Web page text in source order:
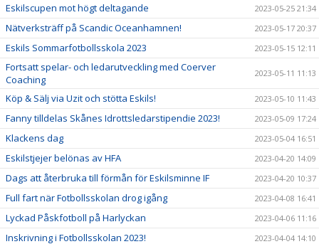
Eskilscupen mot högt deltagande 2023-05-25 21:34
Nätverksträff på Scandic Oceanhamnen! 2023-05-17 20:37
Eskils Sommarfotbollsskola 2023 2023-05-15 12:11
Fortsatt spelar- och ledarutveckling med Coerver
Coaching
2023-05-11 11:13
Köp & Sälj via Uzit och stötta Eskils! 2023-05-10 11:43
Fanny tilldelas Skånes Idrottsledarstipendie 2023! 2023-05-09 17:24
Klackens dag 2023-05-04 16:51
Eskilstjejer belönas av HFA 2023-04-20 14:09
Dags att återbruka till förmån för Eskilsminne IF 2023-04-20 10:37
Full fart när Fotbollsskolan drog igång 2023-04-08 16:41
Lyckad Påskfotboll på Harlyckan 2023-04-06 11:16
Inskrivning i Fotbollsskolan 2023! 2023-04-04 14:10